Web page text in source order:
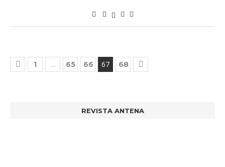
1 … 65 66 67 68
REVISTA ANTENA